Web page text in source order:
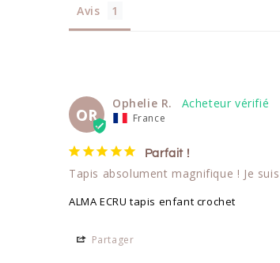
Avis
OR
Ophelie R.
France
Parfait !
Tapis absolument magnifique ! Je
ALMA ECRU tapis enfant crochet
Partager